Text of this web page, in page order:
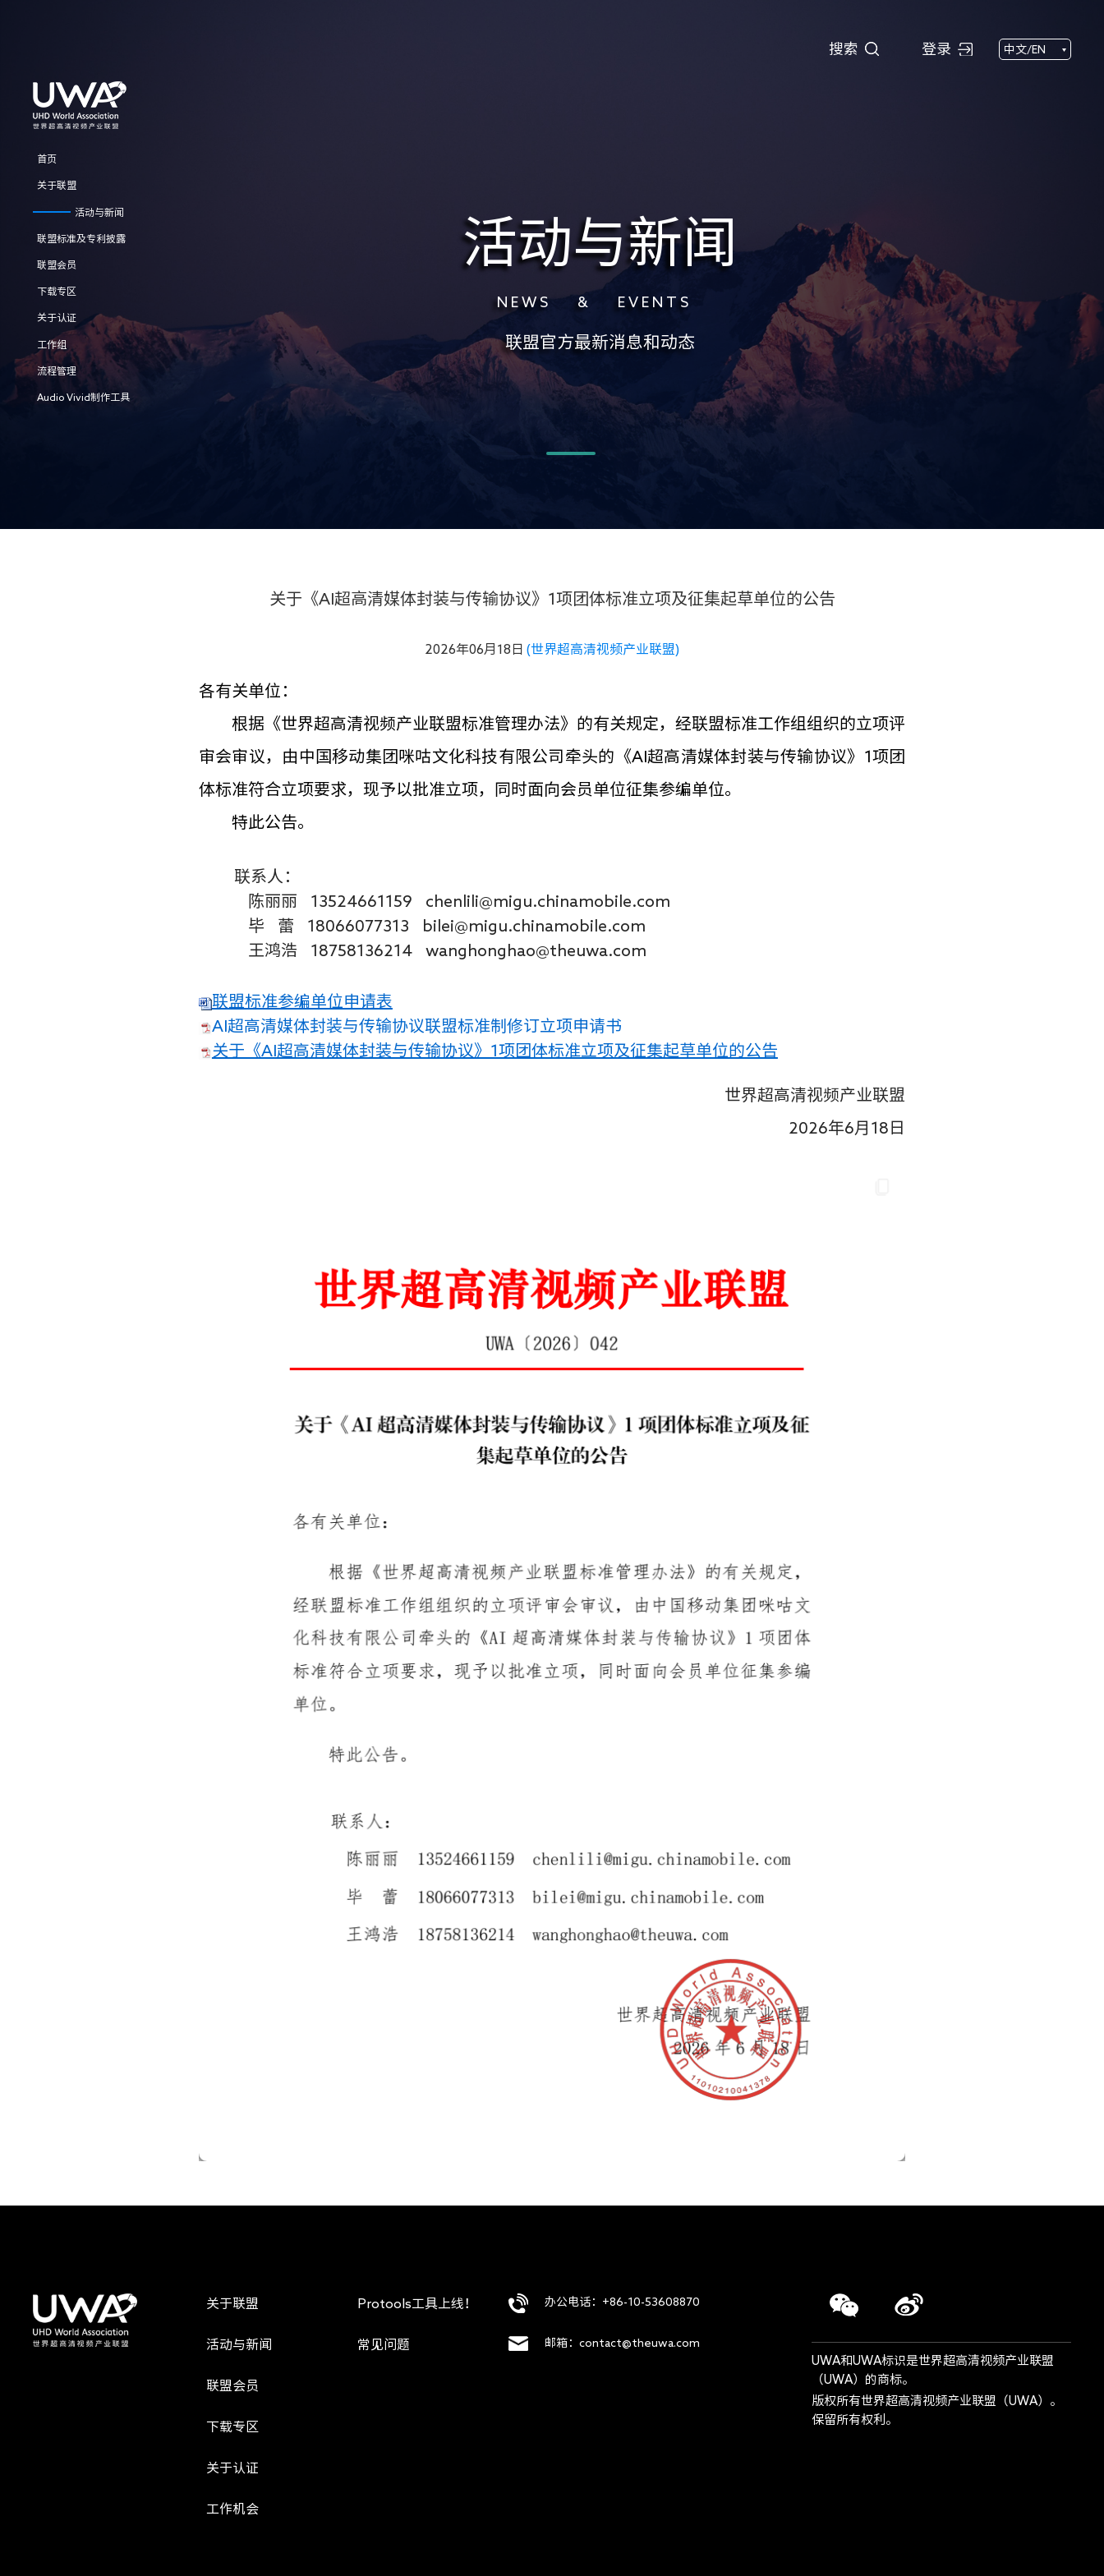
搜索
搜索 登录 中文/EN
首页
关于联盟
活动与新闻
联盟标准及专利披露
联盟会员
下载专区
关于认证
工作组
流程管理
Audio Vivid制作工具
活动与新闻
N E W S & E V E N T S
联盟官方最新消息和动态
关于《AI超高清媒体封装与传输协议》1项团体标准立项及征集起草单位的公告
2026年06月18日 (世界超高清视频产业联盟)
各有关单位：
根据《世界超高清视频产业联盟标准管理办法》的有关规定，经联盟标准工作组组织的立项评
审会审议，由中国移动集团咪咕文化科技有限公司牵头的《AI超高清媒体封装与传输协议》1项团
体标准符合立项要求，现予以批准立项，同时面向会员单位征集参编单位。
特此公告。
联系人：
陈丽丽
13524661159 chenlili@migu.chinamobile.com
毕 蕾 18066077313 bilei@migu.chinamobile.com
王鸿浩 18758136214 wanghonghao@theuwa.com
联盟标准参编单位申请表
AI超高清媒体封装与传输协议联盟标准制修订立项申请书
关于《AI超高清媒体封装与传输协议》1项团体标准立项及征集起草单位的公告
世界超高清视频产业联盟
2026年6月18日
关于联盟
活动与新闻
联盟会员
下载专区
关于认证
工作机会
Protools工具上线！
常见问题
办公电话：+86-10-53608870
邮箱：contact@theuwa.com
UWA和UWA标识是世界超高清视频产业联盟
（UWA）的商标。
版权所有世界超高清视频产业联盟（UWA）。
保留所有权利。